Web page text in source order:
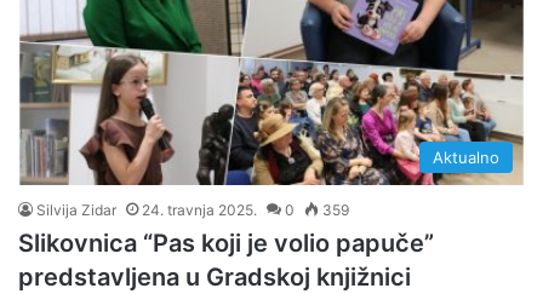
Aktualno
Silvija Zidar 24. travnja 2025. 0 359
Slikovnica “Pas koji je volio papuče”
predstavljena u Gradskoj knjižnici